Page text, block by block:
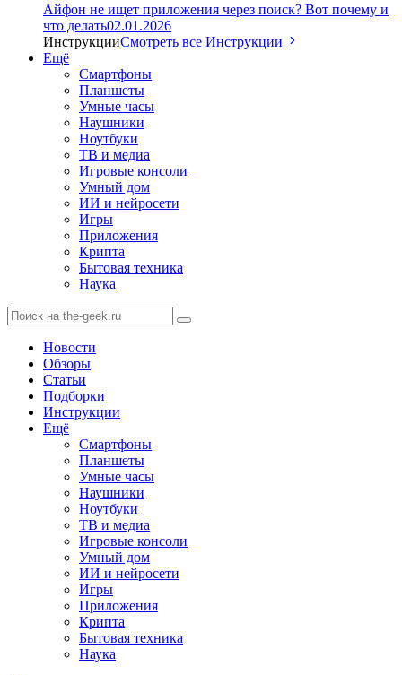
Айфон не ищет приложения через поиск? Вот почему и
что делать02.01.2026
ИнструкцииСмотреть все Инструкции
Ещё
Смартфоны
Планшеты
Умные часы
Наушники
Ноутбуки
ТВ и медиа
Игровые консоли
Умный дом
ИИ и нейросети
Игры
Приложения
Крипта
Бытовая техника
Наука
Новости
Обзоры
Статьи
Подборки
Инструкции
Ещё
Смартфоны
Планшеты
Умные часы
Наушники
Ноутбуки
ТВ и медиа
Игровые консоли
Умный дом
ИИ и нейросети
Игры
Приложения
Крипта
Бытовая техника
Наука